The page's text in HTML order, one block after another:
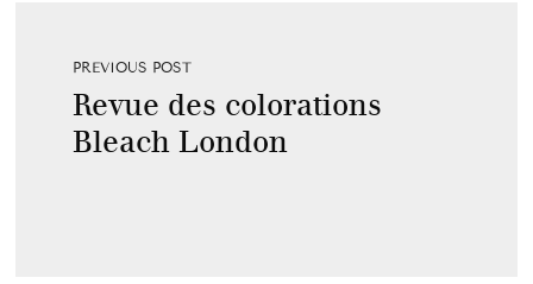
PREVIOUS POST
Revue des colorations
Bleach London